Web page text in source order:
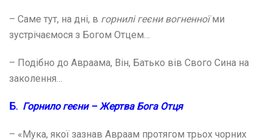
– Саме тут, на дні, в горнилі геєни вогненноїми
зустрічаємося з Богом Отцем…
– Подібно до Авраама, Він, Батько вів Свого Сина на
заколення…
Б. Горнило геєни – Жертва Бога Отця
– «Мука, якої зазнав Авраам протягом трьох чорних